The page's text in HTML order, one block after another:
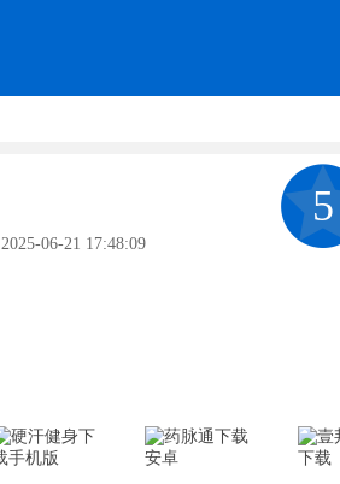
5
2025-06-21 17:48:09